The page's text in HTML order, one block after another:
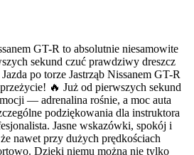
GT-R to absolutnie niesamowite
sekund czuć prawdziwy dreszcz
Jazda po torze Jastrząb Nissanem GT-R
🔥 Już od pierwszych sekund
— adrenalina rośnie, a moc auta
podziękowania dla instruktora
Jasne wskazówki, spokój i
nawet przy dużych prędkościach
Dzięki niemu można nie tylko